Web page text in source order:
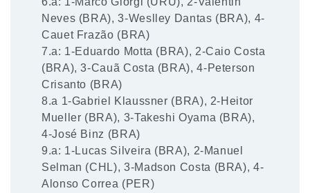
Neves (BRA), 3-Weslley Dantas (BRA), 4-
Cauet Frazão (BRA)
7.a: 1-Eduardo Motta (BRA), 2-Caio Costa
(BRA), 3-Cauã Costa (BRA), 4-Peterson
Crisanto (BRA)
8.a 1-Gabriel Klaussner (BRA), 2-Heitor
Mueller (BRA), 3-Takeshi Oyama (BRA),
4-José Binz (BRA)
9.a: 1-Lucas Silveira (BRA), 2-Manuel
Selman (CHL), 3-Madson Costa (BRA), 4-
Alonso Correa (PER)